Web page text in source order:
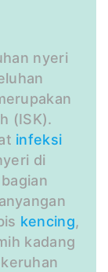
nyeri
(ISK).
infeksi
di
kencing,
kadang